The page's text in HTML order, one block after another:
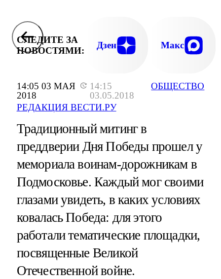
14:05 03 МАЯ
2018
14:15
03.05.2018
РЕДАКЦИЯ ВЕСТИ.РУ
ОБЩЕСТВО
СЛЕДИТЕ ЗА
НОВОСТЯМИ:
Дзен Макс
Традиционный митинг в
преддверии Дня Победы прошел у
мемориала воинам-дорожникам в
Подмосковье. Каждый мог своими
глазами увидеть, в каких условиях
ковалась Победа: для этого
работали тематические площадки,
посвященные Великой
Отечественной войне.